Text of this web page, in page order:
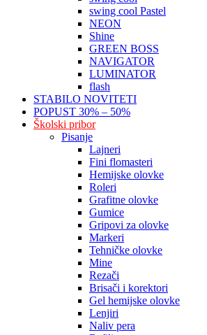
swing cool Pastel
NEON
Shine
GREEN BOSS
NAVIGATOR
LUMINATOR
flash
STABILO NOVITETI
POPUST 30% – 50%
Školski pribor
Pisanje
Lajneri
Fini flomasteri
Hemijske olovke
Roleri
Grafitne olovke
Gumice
Gripovi za olovke
Markeri
Tehničke olovke
Mine
Rezači
Brisači i korektori
Gel hemijske olovke
Lenjiri
Naliv pera